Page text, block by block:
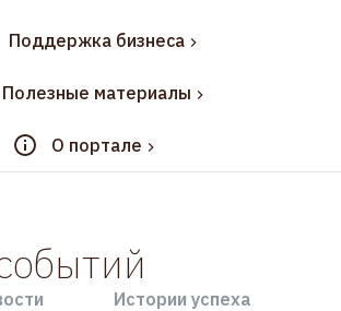
Поддержка бизнеса
Полезные материалы
О портале
Истории успеха